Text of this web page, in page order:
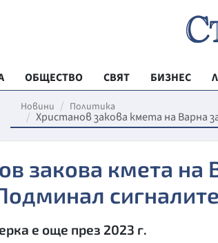
ОБЩЕСТВО СВЯТ БИЗНЕС
Новини Политика
Христанов закова кмета на Варна
закова кмета на
сигналите
е още през 2023 г.